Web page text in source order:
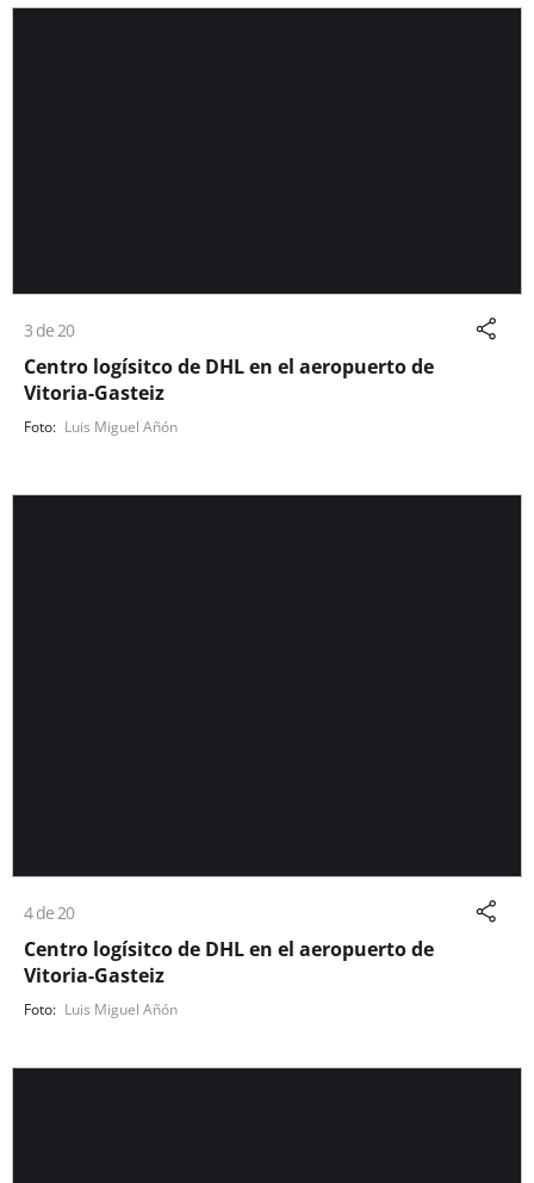
3 de 20
Centro logísitco de DHL en el aeropuerto de
Vitoria-Gasteiz
Luis Miguel Añón
4 de 20
Centro logísitco de DHL en el aeropuerto de
Vitoria-Gasteiz
Luis Miguel Añón